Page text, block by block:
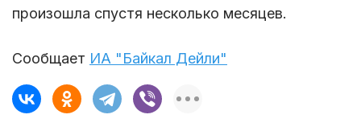
произошла спустя несколько месяцев.
Сообщает ИА "Байкал Дейли"